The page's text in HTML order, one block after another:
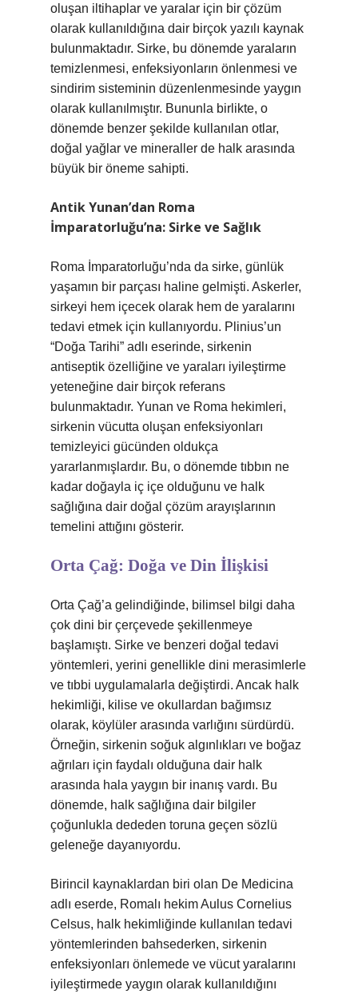
oluşan iltihaplar ve yaralar için bir çözüm
olarak kullanıldığına dair birçok yazılı kaynak
bulunmaktadır. Sirke, bu dönemde yaraların
temizlenmesi, enfeksiyonların önlenmesi ve
sindirim sisteminin düzenlenmesinde yaygın
olarak kullanılmıştır. Bununla birlikte, o
dönemde benzer şekilde kullanılan otlar,
doğal yağlar ve mineraller de halk arasında
büyük bir öneme sahipti.
Antik Yunan’dan Roma
İmparatorluğu’na: Sirke ve Sağlık
Roma İmparatorluğu’nda da sirke, günlük
yaşamın bir parçası haline gelmişti. Askerler,
sirkeyi hem içecek olarak hem de yaralarını
tedavi etmek için kullanıyordu. Plinius’un
“Doğa Tarihi” adlı eserinde, sirkenin
antiseptik özelliğine ve yaraları iyileştirme
yeteneğine dair birçok referans
bulunmaktadır. Yunan ve Roma hekimleri,
sirkenin vücutta oluşan enfeksiyonları
temizleyici gücünden oldukça
yararlanmışlardır. Bu, o dönemde tıbbın ne
kadar doğayla iç içe olduğunu ve halk
sağlığına dair doğal çözüm arayışlarının
temelini attığını gösterir.
Orta Çağ: Doğa ve Din İlişkisi
Orta Çağ’a gelindiğinde, bilimsel bilgi daha
çok dini bir çerçevede şekillenmeye
başlamıştı. Sirke ve benzeri doğal tedavi
yöntemleri, yerini genellikle dini merasimlerle
ve tıbbi uygulamalarla değiştirdi. Ancak halk
hekimliği, kilise ve okullardan bağımsız
olarak, köylüler arasında varlığını sürdürdü.
Örneğin, sirkenin soğuk algınlıkları ve boğaz
ağrıları için faydalı olduğuna dair halk
arasında hala yaygın bir inanış vardı. Bu
dönemde, halk sağlığına dair bilgiler
çoğunlukla dededen toruna geçen sözlü
geleneğe dayanıyordu.
Birincil kaynaklardan biri olan De Medicina
adlı eserde, Romalı hekim Aulus Cornelius
Celsus, halk hekimliğinde kullanılan tedavi
yöntemlerinden bahsederken, sirkenin
enfeksiyonları önlemede ve vücut yaralarını
iyileştirmede yaygın olarak kullanıldığını